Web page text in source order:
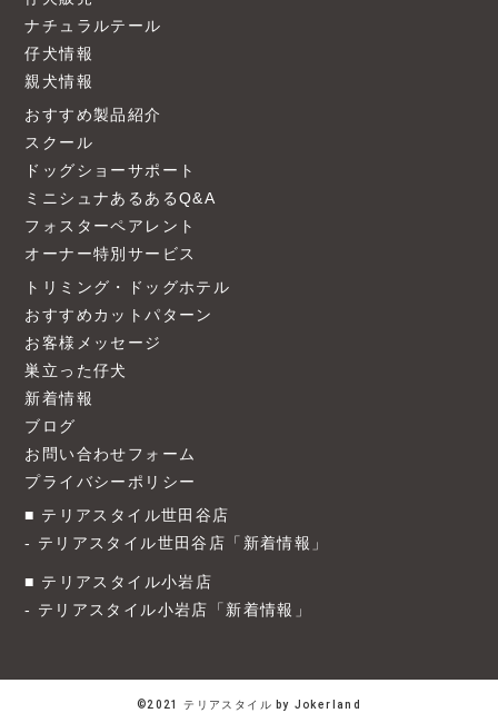
ナチュラルテール
仔犬情報
親犬情報
おすすめ製品紹介
スクール
ドッグショーサポート
ミニシュナあるあるQ&A
フォスターペアレント
オーナー特別サービス
トリミング・ドッグホテル
おすすめカットパターン
お客様メッセージ
巣立った仔犬
新着情報
ブログ
お問い合わせフォーム
プライバシーポリシー
テリアスタイル世田谷店
テリアスタイル世田谷店「新着情報」
テリアスタイル小岩店
テリアスタイル小岩店「新着情報」
©2021 テリアスタイル by Jokerland